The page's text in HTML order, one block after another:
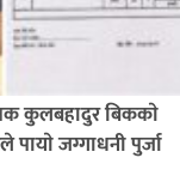
कुलबहादुर बिककाे
पायाे जग्गाधनी पुर्जा